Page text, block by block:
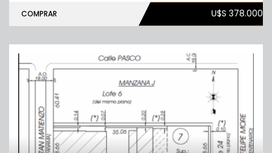
COMPRAR U$S 378.000